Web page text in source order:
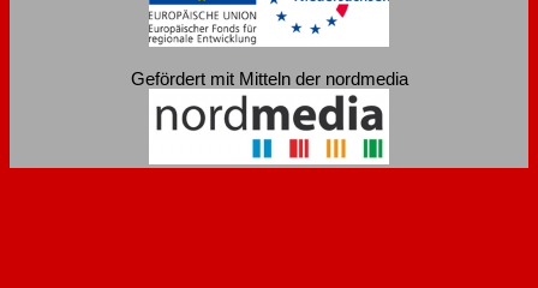
Gefördert mit Mitteln der nordmedia